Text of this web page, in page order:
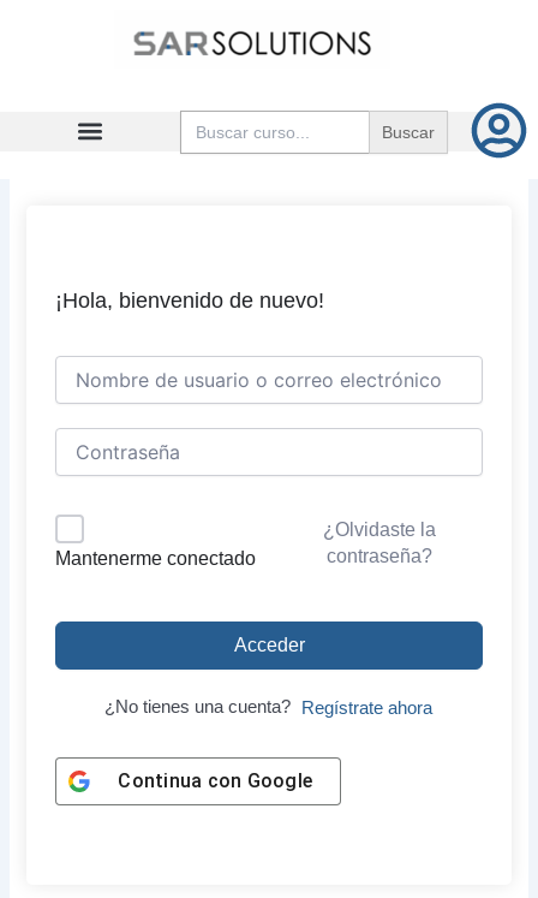
Buscar:
¡Hola, bienvenido de nuevo!
Mantenerme conectado
¿Olvidaste la
contraseña?
Acceder
¿No tienes una cuenta? Regístrate ahora
Continua con Google